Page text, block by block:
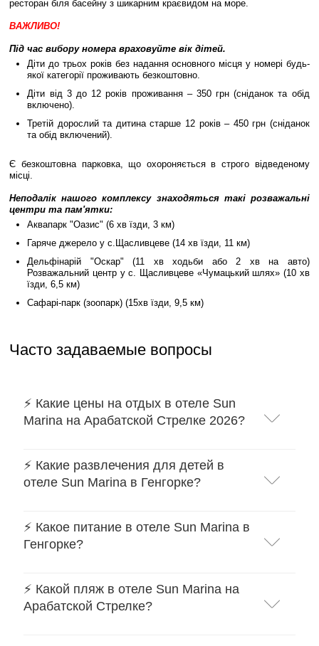
ресторан біля басейну з шикарним краєвидом на море.
ВАЖЛИВО!
Під час вибору номера враховуйте вік дітей.
Діти до трьох років без надання основного місця у номері будь-
якої категорії проживають безкоштовно.
Діти від 3 до 12 років проживання – 350 грн (сніданок та обід
включено).
Третій дорослий та дитина старше 12 років – 450 грн (сніданок
та обід включений).
Є безкоштовна парковка, що охороняється в строго відведеному
місці.
Неподалік нашого комплексу знаходяться такі розважальні
центри та пам'ятки:
Аквапарк "Оазис" (6 хв їзди, 3 км)
Гаряче джерело у с.Щасливцеве (14 хв їзди, 11 км)
Дельфінарій "Оскар" (11 хв ходьби або 2 хв на авто)
Розважальний центр у с. Щасливцеве «Чумацький шлях» (10 хв
їзди, 6,5 км)
Сафарі-парк (зоопарк) (15хв їзди, 9,5 км)
Часто задаваемые вопросы
⚡️ Какие цены на отдых в отеле Sun
Marina на Арабатской Стрелке 2026?
⚡️ Какие развлечения для детей в
отеле Sun Marina в Генгорке?
⚡️ Какое питание в отеле Sun Marina в
Генгорке?
⚡️ Какой пляж в отеле Sun Marina на
Арабатской Стрелке?